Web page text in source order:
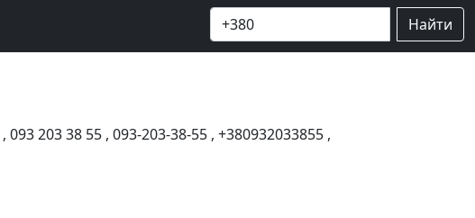
Найти
, 093 203 38 55 , 093-203-38-55 , +380932033855 ,